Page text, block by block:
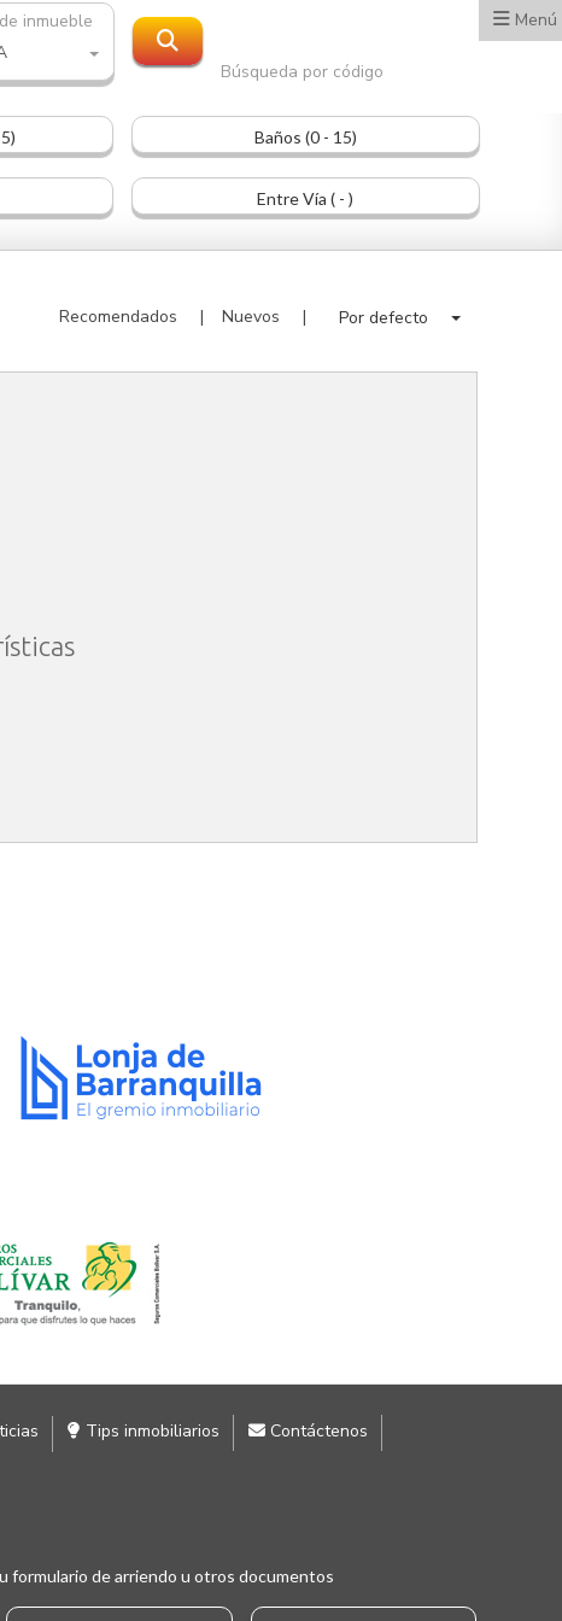
Menú
inmueble
Búsqueda por código
Baños (0 - 15)
Entre Vía ( - )
Recomendados Nuevos Por defecto
Tips inmobiliarios Contáctenos
formulario de arriendo u otros documentos